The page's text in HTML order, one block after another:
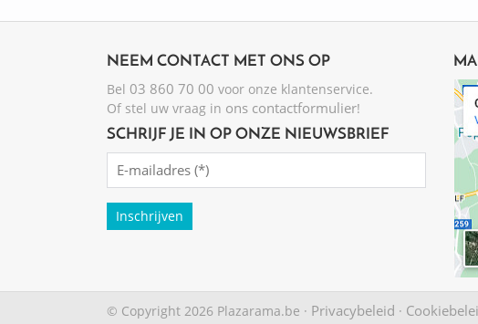
NEEM CONTACT MET ONS OP
Bel 03 860 70 00 voor onze klantenservice.
Of stel uw vraag in ons contactformulier!
SCHRIJF JE IN OP ONZE NIEUWSBRIEF
Emailadres
© Copyright 2026 Plazarama.be · Privacybeleid ·